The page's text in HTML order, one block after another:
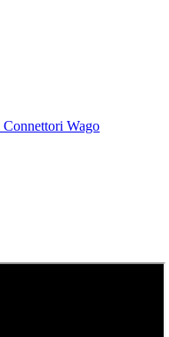
Connettori Wago